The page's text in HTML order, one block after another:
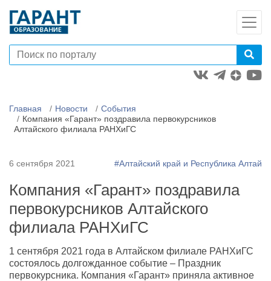
Главная Новости
События
Компания «Гарант» поздравила первокурсников
Алтайского филиала РАНХиГС
6 сентября 2021 #Алтайский край и Республика Алтай
Компания «Гарант» поздравила
первокурсников Алтайского
филиала РАНХиГС
1 сентября 2021 года в Алтайском филиале РАНХиГС
состоялось долгожданное событие – Праздник
первокурсника. Компания «Гарант» приняла активное